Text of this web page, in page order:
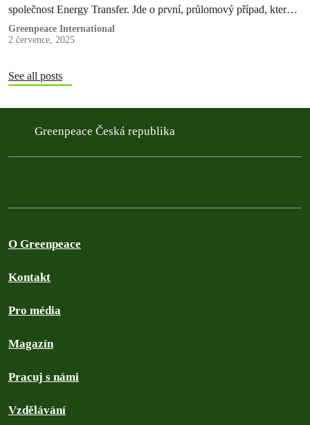
společnost Energy Transfer. Jde o první, průlomový případ, který
otestuje novou…
Greenpeace International
2 července, 2025
See all posts
Greenpeace Česká republika
O Greenpeace
Kontakt
Pro média
Magazín
Pracuj s námi
Vzdělávání